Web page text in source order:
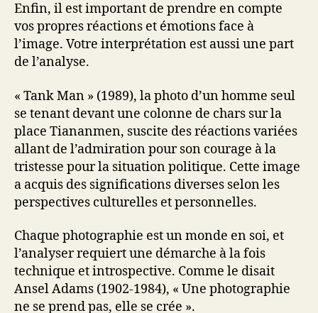
Enfin, il est important de prendre en compte
vos propres réactions et émotions face à
l’image. Votre interprétation est aussi une part
de l’analyse.
« Tank Man » (1989), la photo d’un homme seul
se tenant devant une colonne de chars sur la
place Tiananmen, suscite des réactions variées
allant de l’admiration pour son courage à la
tristesse pour la situation politique. Cette image
a acquis des significations diverses selon les
perspectives culturelles et personnelles.
Chaque photographie est un monde en soi, et
l’analyser requiert une démarche à la fois
technique et introspective. Comme le disait
Ansel Adams (1902-1984), « Une photographie
ne se prend pas, elle se crée ».